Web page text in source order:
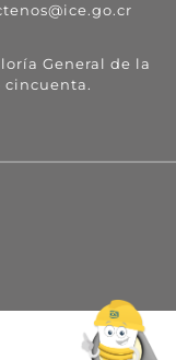
General de la
cincuenta.